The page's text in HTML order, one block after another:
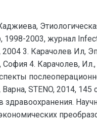
2003, журнал
3. Карачолев Ил,
4. Карачолев,
STENO, 2014,